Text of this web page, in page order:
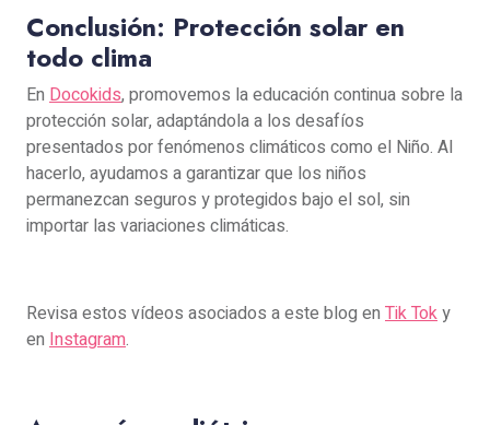
Conclusión: Protección solar en
todo clima
En Docokids, promovemos la educación continua sobre la
protección solar, adaptándola a los desafíos
presentados por fenómenos climáticos como el Niño. Al
hacerlo, ayudamos a garantizar que los niños
permanezcan seguros y protegidos bajo el sol, sin
importar las variaciones climáticas.
Revisa estos vídeos asociados a este blog en Tik Toky
en Instagram.